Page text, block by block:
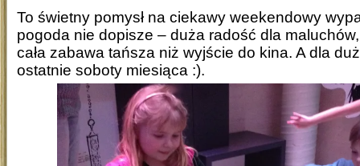
To świetny pomysł na ciekawy weekendowy
pogoda nie dopisze – duża radość dla
cała zabawa tańsza niż wyjście do kina. A dla
ostatnie soboty miesiąca :).